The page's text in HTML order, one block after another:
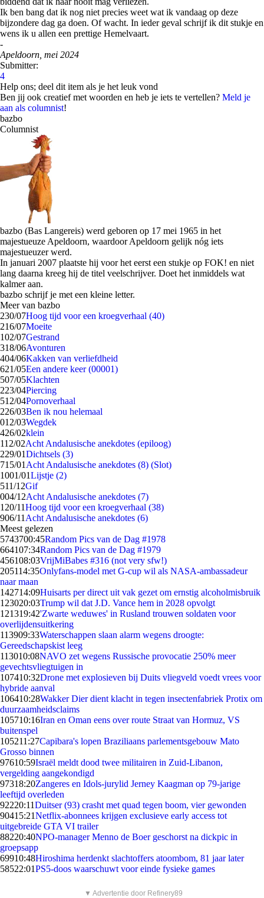
Ik ben bang dat ik nog niet precies weet wat ik vandaag op deze
bijzondere dag ga doen. Of wacht. In ieder geval schrijf ik dit stukje en
wens ik u allen een prettige Hemelvaart.
-
Apeldoorn, mei 2024
Submitter:
4
Help ons; deel dit item als je het leuk vond
Ben jij ook creatief met woorden en heb je iets te vertellen? Meld je
aan als columnist!
bazbo
Columnist
bazbo (Bas Langereis) werd geboren op 17 mei 1965 in het
majestueuze Apeldoorn, waardoor Apeldoorn gelijk nóg iets
majestueuzer werd.
In januari 2007 plaatste hij voor het eerst een stukje op FOK! en niet
lang daarna kreeg hij de titel veelschrijver. Doet het inmiddels wat
kalmer aan.
bazbo schrijf je met een kleine letter.
Meer van bazbo
230/07Hoog tijd voor een kroegverhaal (40)
216/07Moeite
102/07Gestrand
318/06Avonturen
404/06Kakken van verliefdheid
621/05Een andere keer (00001)
507/05Klachten
223/04Piercing
512/04Pornoverhaal
226/03Ben ik nou helemaal
012/03Wegdek
426/02klein
112/02Acht Andalusische anekdotes (epiloog)
229/01Dichtsels (3)
715/01 Acht Andalusische anekdotes (8) (Slot)
1001/01Lijstje (2)
511/12Gif
004/12Acht Andalusische anekdotes (7)
1 20/11Hoog tijd voor een kroegverhaal (38)
906/11 Acht Andalusische anekdotes (6)
Meest gelezen
5743700:45Random Pics van de Dag #1978
664107:34Random Pics van de Dag #1979
456108:03VrijMiBabes #316 (not very sfw!)
205114:35Onlyfans-model met G-cup wil als NASA-ambassadeur
naar maan
142714:09Huisarts per direct uit vak gezet om ernstig alcoholmisbruik
123020:03Trump wil dat J.D. Vance hem in 2028 opvolgt
121319:42'Zwarte weduwes' in Rusland trouwen soldaten voor
overlijdensuitkering
113909:33Waterschappen slaan alarm wegens droogte:
Gereedschapskist leeg
113010:08NAVO zet wegens Russische provocatie 250% meer
gevechtsvliegtuigen in
107410:32Drone met explosieven bij Duits vliegveld voedt vrees voor
hybride aanval
106410:28Wakker Dier dient klacht in tegen insectenfabriek Protix om
duurzaamheidsclaims
105710:16Iran en Oman eens over route Straat van Hormuz, VS
buitenspel
105211:27Capibara's lopen Braziliaans parlementsgebouw Mato
Grosso binnen
97610:59Israël meldt dood twee militairen in Zuid-Libanon,
vergelding aangekondigd
97318:20Zangeres en Idols-jurylid Jerney Kaagman op 79-jarige
leeftijd overleden
92220:11Duitser (93) crasht met quad tegen boom, vier gewonden
90415:21Netflix-abonnees krijgen exclusieve early access tot
uitgebreide GTA VI trailer
88220:40NPO-manager Menno de Boer geschorst na dickpic in
groepsapp
69910:48Hiroshima herdenkt slachtoffers atoombom, 81 jaar later
58522:01PS5-doos waarschuwt voor einde fysieke games
▼ Advertentie door Refinery89